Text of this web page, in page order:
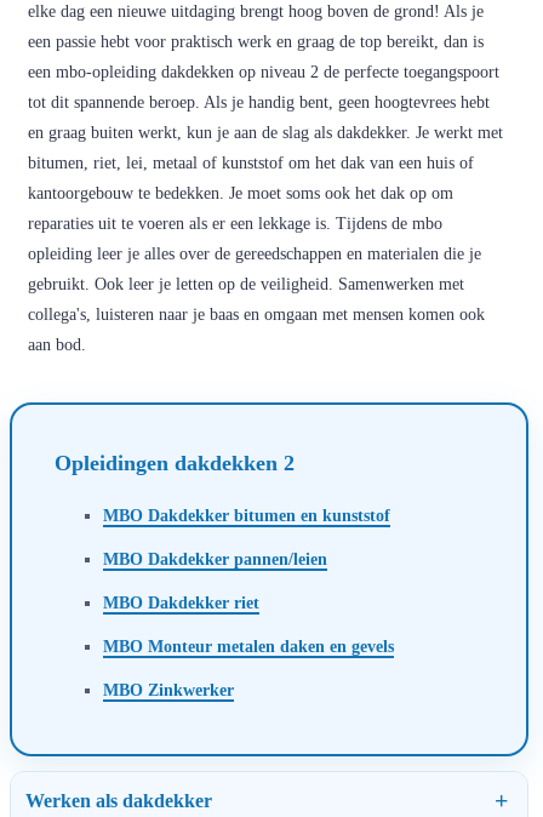
elke dag een nieuwe uitdaging brengt hoog boven de grond! Als je
een passie hebt voor praktisch werk en graag de top bereikt, dan is
een mbo-opleiding dakdekken op niveau 2 de perfecte toegangspoort
tot dit spannende beroep. Als je handig bent, geen hoogtevrees hebt
en graag buiten werkt, kun je aan de slag als dakdekker. Je werkt met
bitumen, riet, lei, metaal of kunststof om het dak van een huis of
kantoorgebouw te bedekken. Je moet soms ook het dak op om
reparaties uit te voeren als er een lekkage is. Tijdens de mbo
opleiding leer je alles over de gereedschappen en materialen die je
gebruikt. Ook leer je letten op de veiligheid. Samenwerken met
collega's, luisteren naar je baas en omgaan met mensen komen ook
aan bod.
Opleidingen dakdekken 2
MBO Dakdekker bitumen en kunststof
MBO Dakdekker pannen/leien
MBO Dakdekker riet
MBO Monteur metalen daken en gevels
MBO Zinkwerker
Werken als dakdekker